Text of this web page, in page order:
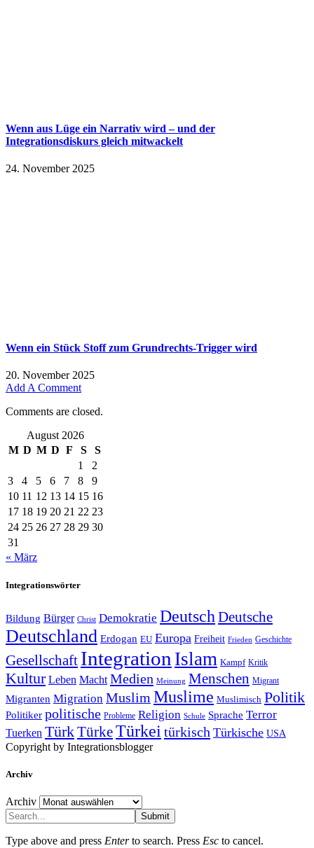
Wenn aus Lüge ein Narrativ wird – und der
Integrationsdiskurs gleich mitwackelt
24. November 2025
Wenn ein Stück Stoff zum Grundrechts-Trigger wird
20. November 2025
Add A Comment
Comments are closed.
August 2026
M D M D F S
S
1
2
3
4 5 6 7 8
9
10 11 12 13 14 15 16
17 18 19 20 21 22 23
24 25 26 27 28 29 30
31
« März
Integrationswörter
Bildung Bürger Christ Demokratie Deutsch Deutsche
Deutschland Erdogan EU Europa Freiheit Frieden Geschichte
Gesellschaft Integration Islam Kampf Kritik
Kultur Leben Macht Medien Meinung Menschen Migrant
Migranten Migration Muslim Muslime Muslimisch Politik
Politiker politische Probleme Religion Schule Sprache Terror
Tuerken TürkTürkeTürkei türkisch Türkische USA
Copyright by Integrationsblogger
Archiv
Archiv
Submit
Type above and press Enterto search. Press Esc to cancel.